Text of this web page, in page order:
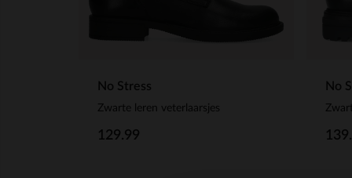
No Stress
Zwarte leren veterlaarsjes
129.99
No